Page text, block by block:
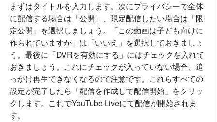
まずはタイトルを入力します。次にプライバシーで全体
に配信する場合は「公開」、限定配信したい場合は「限
定公開」を選択しましょう。「この動画は子ども向けに
作られていますか」は「いいえ」を選択しておきましょ
う。最後に「DVRを有効にする」にはチェックを入れて
おきましょう。これにチェックが入っていない場合、追
っかけ再生できなくなるので注意です。これらすべての
設定が完了したら「配信を作成して配信開始」をクリッ
クします。これでYouTube Liveにて配信が開始されま
す。